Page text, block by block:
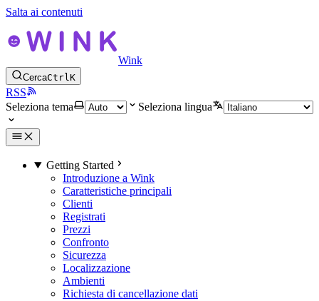
Salta ai contenuti
Wink
CercaCtrlK
RSS
Seleziona tema
Seleziona lingua
Getting Started
Introduzione a Wink
Caratteristiche principali
Clienti
Registrati
Prezzi
Confronto
Sicurezza
Localizzazione
Ambienti
Richiesta di cancellazione dati